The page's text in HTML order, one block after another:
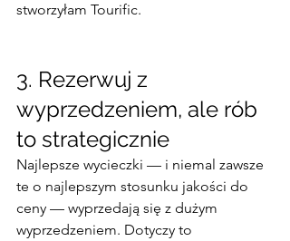
stworzyłam Tourific.
3. Rezerwuj z
wyprzedzeniem, ale rób
to strategicznie
Najlepsze wycieczki — i niemal zawsze
te o najlepszym stosunku jakości do
ceny — wyprzedają się z dużym
wyprzedzeniem. Dotyczy to